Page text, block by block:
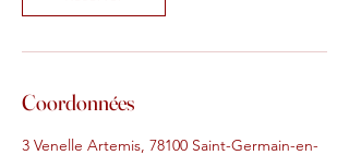
Coordonnées
3 Venelle Artemis, 78100 Saint-Germain-en-